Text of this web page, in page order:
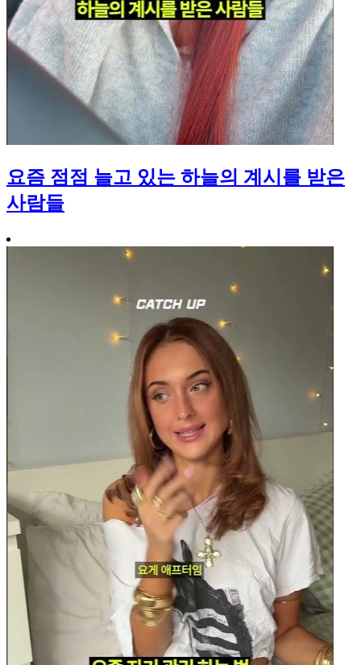
요즘 점점 늘고 있는 하늘의 계시를 받은
사람들